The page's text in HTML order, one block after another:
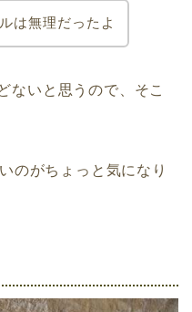
は無理だったよ
ないと思うので、そこ
のがちょっと気になり